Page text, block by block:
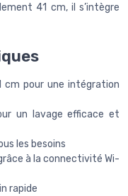
41 cm, il s’intègre
cm pour une intégration
un lavage efficace et
les besoins
à la connectivité Wi-
rapide